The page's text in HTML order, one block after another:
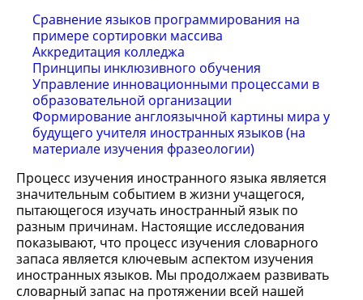
Сравнение языков программирования на
примере сортировки массива
Аккредитация колледжа
Принципы инклюзивного обучения
Управление инновационными процессами в
образовательной организации
Формирование англоязычной картины мира у
будущего учителя иностранных языков (на
материале изучения фразеологии)
Процесс изучения иностранного языка является
значительным событием в жизни учащегося,
пытающегося изучать иностранный язык по
разным причинам. Настоящие исследования
показывают, что процесс изучения словарного
запаса является ключевым аспектом изучения
иностранных языков. Мы продолжаем развивать
словарный запас на протяжении всей нашей